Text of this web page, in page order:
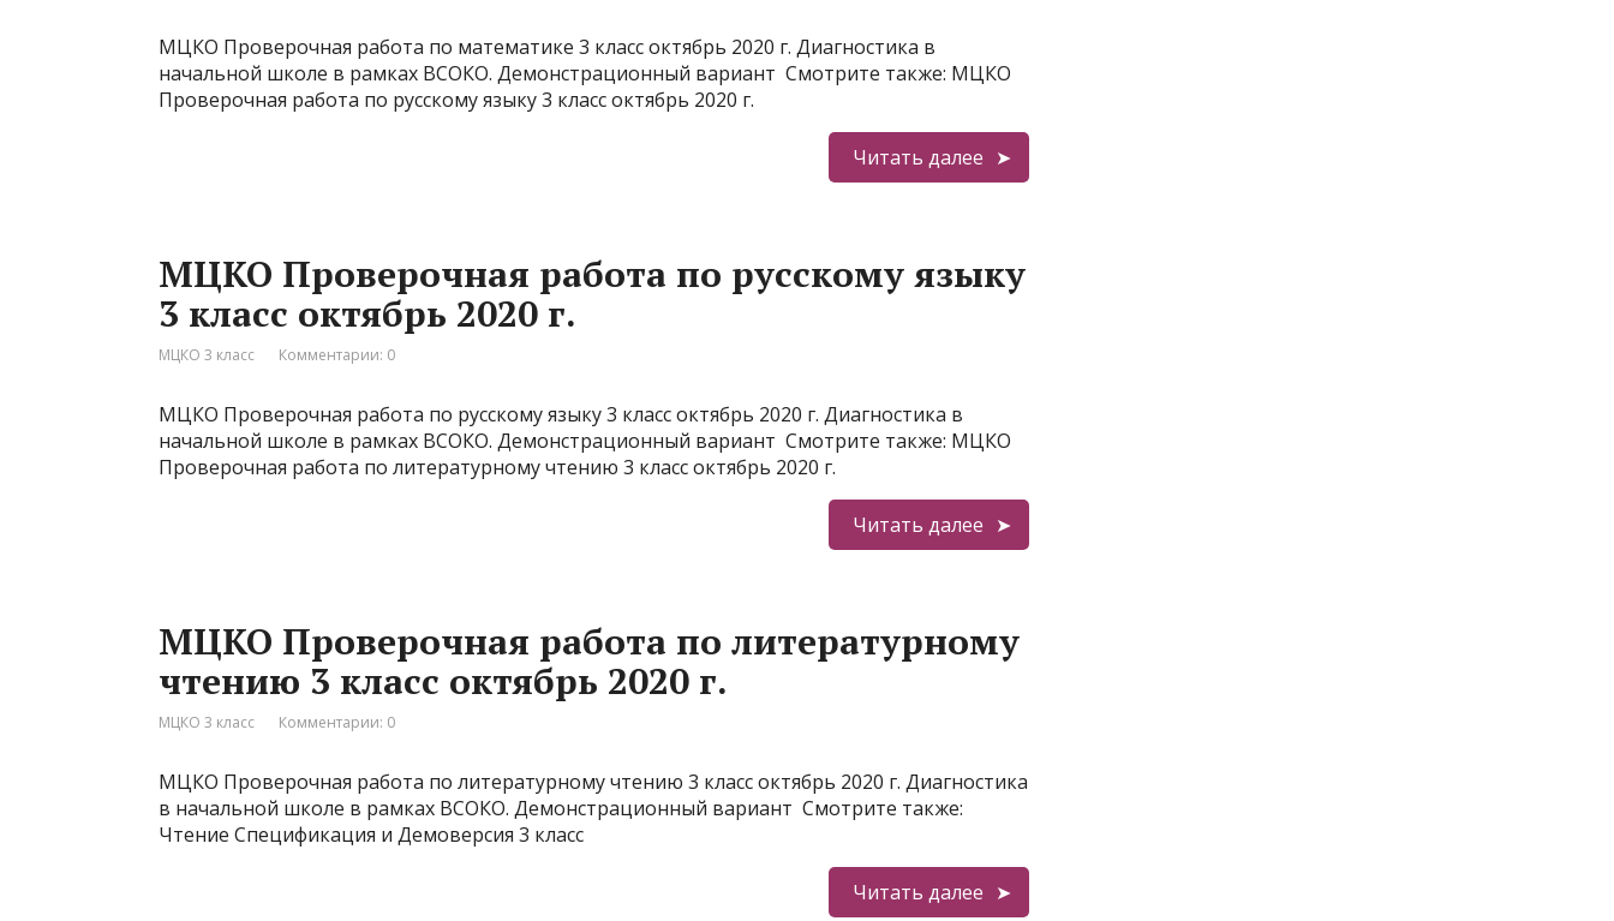
МЦКО Проверочная работа по математике 3 класс октябрь 2020 г. Диагностика в
начальной школе в рамках ВСОКО. Демонстрационный вариант Смотрите также: МЦКО
Проверочная работа по русскому языку 3 класс октябрь 2020 г.
Читать далее
МЦКО Проверочная работа по русскому языку
3 класс октябрь 2020 г.
МЦКО 3 класс Комментарии: 0
МЦКО Проверочная работа по русскому языку 3 класс октябрь 2020 г. Диагностика в
начальной школе в рамках ВСОКО. Демонстрационный вариант Смотрите также: МЦКО
Проверочная работа по литературному чтению 3 класс октябрь 2020 г.
Читать далее
МЦКО Проверочная работа по литературному
чтению 3 класс октябрь 2020 г.
МЦКО 3 класс Комментарии: 0
МЦКО Проверочная работа по литературному чтению 3 класс октябрь 2020 г. Диагностика
в начальной школе в рамках ВСОКО. Демонстрационный вариант Смотрите также:
Чтение Спецификация и Демоверсия 3 класс
Читать далее